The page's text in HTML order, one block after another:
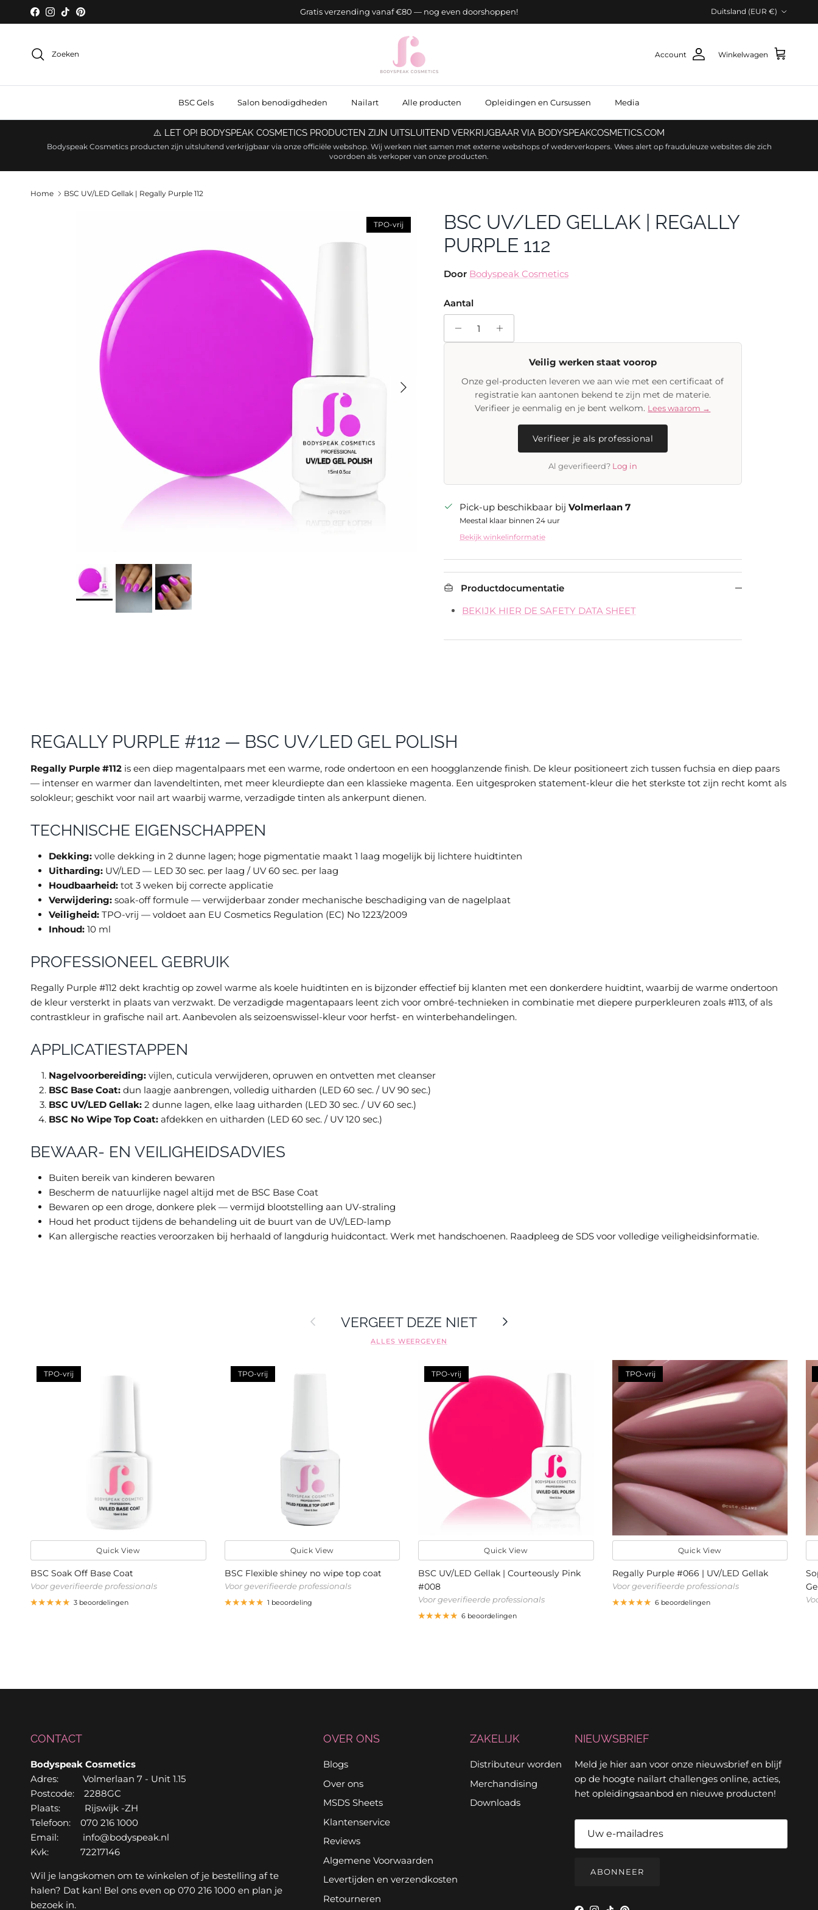
Ga naar inhoud
Facebook
Instagram
TikTokPinterest ★ Ruim 400 reviews van tevreden klanten Duitsland (EUR €)
Zoeken Account Winkelwagen
BSC Gels Salon benodigdheden Nailart Alle producten Opleidingen en Cursussen Media
⚠️ LET OP! BODYSPEAK COSMETICS PRODUCTEN ZIJN UITSLUITEND VERKRIJGBAAR VIA BODYSPEAKCOSMETICS.COM
Bodyspeak Cosmetics producten zijn uitsluitend verkrijgbaar via onze officiële webshop. Wij werken niet samen met externe webshops of wederverkopers. Wees alert op frauduleuze websites die zich
voordoen als verkoper van onze producten.
Home BSC UV/LED Gellak | Regally Purple 112
Volgende
TPO-vrij
BSC UV/LED GELLAK | REGALLY
PURPLE 112
Door Bodyspeak Cosmetics
Aantal
Veilig werken staat voorop
Onze gel-producten leveren we aan wie met een certificaat of
registratie kan aantonen bekend te zijn met de materie.
Verifieer je eenmalig en je bent welkom. Lees waarom →
Verifieer je als professional
Al geverifieerd? Log in
Pick-up beschikbaar bij Volmerlaan 7
Meestal klaar binnen 24 uur
Bekijk winkelinformatie
Productdocumentatie
BEKIJK HIER DE SAFETY DATA SHEET
REGALLY PURPLE #112 — BSC UV/LED GEL POLISH
Regally Purple #112 is een diep magentalpaars met een warme, rode ondertoon en een hoogglanzende finish. De kleur positioneert zich tussen fuchsia en diep paars
— intenser en warmer dan lavendeltinten, met meer kleurdiepte dan een klassieke magenta. Een uitgesproken statement-kleur die het sterkste tot zijn recht komt als
solokleur; geschikt voor nail art waarbij warme, verzadigde tinten als ankerpunt dienen.
TECHNISCHE EIGENSCHAPPEN
Dekking: volle dekking in 2 dunne lagen; hoge pigmentatie maakt 1 laag mogelijk bij lichtere huidtinten
Uitharding: UV/LED — LED 30 sec. per laag / UV 60 sec. per laag
Houdbaarheid: tot 3 weken bij correcte applicatie
Verwijdering: soak-off formule — verwijderbaar zonder mechanische beschadiging van de nagelplaat
Veiligheid: TPO-vrij — voldoet aan EU Cosmetics Regulation (EC) No 1223/2009
Inhoud: 10 ml
PROFESSIONEEL GEBRUIK
Regally Purple #112 dekt krachtig op zowel warme als koele huidtinten en is bijzonder effectief bij klanten met een donkerdere huidtint, waarbij de warme ondertoon
de kleur versterkt in plaats van verzwakt. De verzadigde magentapaars leent zich voor ombré-technieken in combinatie met diepere purperkleuren zoals #113, of als
contrastkleur in grafische nail art. Aanbevolen als seizoenswissel-kleur voor herfst- en winterbehandelingen.
APPLICATIESTAPPEN
Nagelvoorbereiding: vijlen, cuticula verwijderen, opruwen en ontvetten met cleanser
BSC Base Coat: dun laagje aanbrengen, volledig uitharden (LED 60 sec. / UV 90 sec.)
BSC UV/LED Gellak: 2 dunne lagen, elke laag uitharden (LED 30 sec. / UV 60 sec.)
BSC No Wipe Top Coat: afdekken en uitharden (LED 60 sec. / UV 120 sec.)
BEWAAR- EN VEILIGHEIDSADVIES
Buiten bereik van kinderen bewaren
Bescherm de natuurlijke nagel altijd met de BSC Base Coat
Bewaren op een droge, donkere plek — vermijd blootstelling aan UV-straling
Houd het product tijdens de behandeling uit de buurt van de UV/LED-lamp
Kan allergische reacties veroorzaken bij herhaald of langdurig huidcontact. Werk met handschoenen. Raadpleeg de SDS voor volledige veiligheidsinformatie.
Vorige VERGEET DEZE NIET Volgende
ALLES WEERGEVEN
TPO-vrij
Quick View
BSC Soak Off Base Coat
Voor geverifieerde professionals
3 beoordelingen
TPO-vrij
Quick View
BSC Flexible shiney no wipe top coat
Voor geverifieerde professionals
1 beoordeling
TPO-vrij
Quick View
BSC UV/LED Gellak | Courteously Pink
#008
Voor geverifieerde professionals
6 beoordelingen
TPO-vrij
Quick View
Regally Purple #066 | UV/LED Gellak
Voor geverifieerde professionals
6 beoordelingen
CONTACT
Bodyspeak Cosmetics
Adres: Volmerlaan 7 - Unit 1.15
Postcode: 2288GC
Plaats: Rijswijk -ZH
Telefoon: 070 216 1000
Email: info@bodyspeak.nl
Kvk: 72217146
Wil je langskomen om te winkelen of je bestelling af te
halen? Dat kan! Bel ons even op 070 216 1000 en plan je
bezoek in.
OVER ONS
Blogs
Over ons
MSDS Sheets
Klantenservice
Reviews
Algemene Voorwaarden
Levertijden en verzendkosten
Retourneren
ZAKELIJK
Distributeur worden
Merchandising
Downloads
NIEUWSBRIEF
Meld je hier aan voor onze nieuwsbrief en blijf
op de hoogte nailart challenges online, acties,
het opleidingsaanbod en nieuwe producten!
ABONNEER